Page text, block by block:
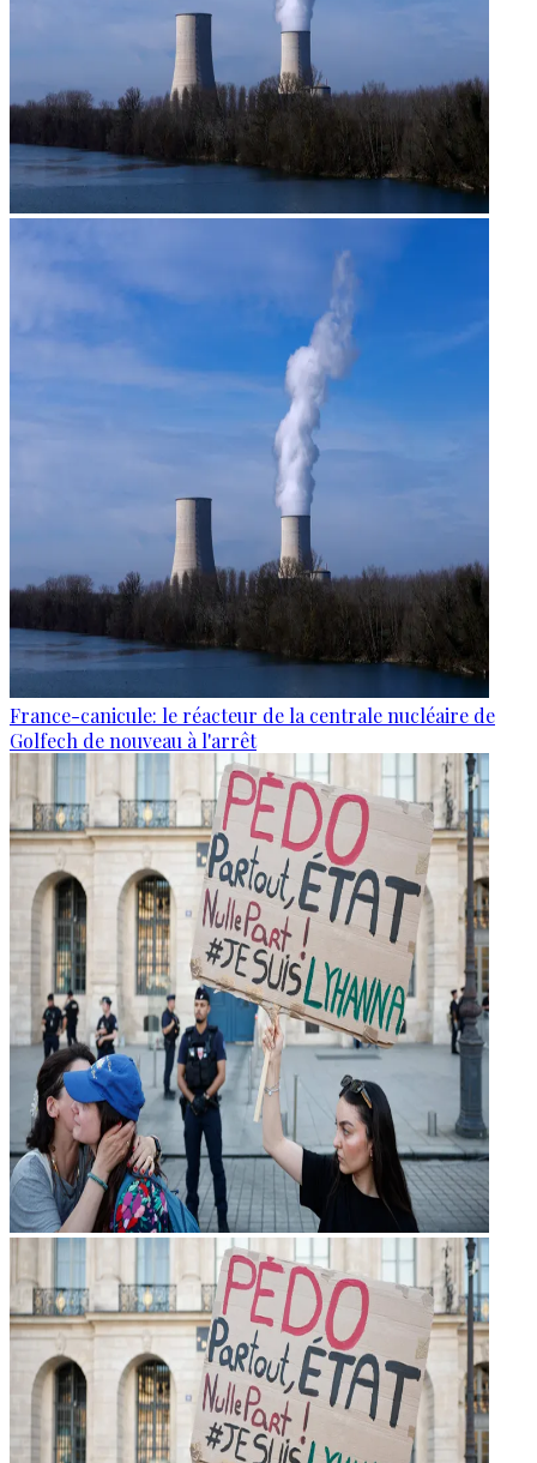
France-canicule: le réacteur de la centrale nucléaire de
Golfech de nouveau à l'arrêt